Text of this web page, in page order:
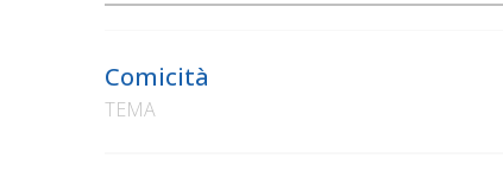
Comicità
TEMA